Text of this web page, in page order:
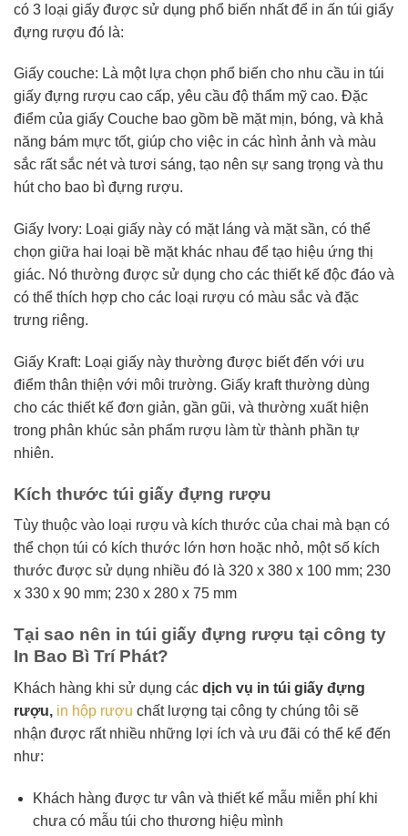
có 3 loại giấy được sử dụng phổ biến nhất để in ấn túi giấy
đựng rượu đó là:
Giấy couche: Là một lựa chọn phổ biến cho nhu cầu in túi
giấy đựng rượu cao cấp, yêu cầu độ thẩm mỹ cao. Đặc
điểm của giấy Couche bao gồm bề mặt mịn, bóng, và khả
năng bám mực tốt, giúp cho việc in các hình ảnh và màu
sắc rất sắc nét và tươi sáng, tạo nên sự sang trọng và thu
hút cho bao bì đựng rượu.
Giấy Ivory: Loại giấy này có mặt láng và mặt sần, có thể
chọn giữa hai loại bề mặt khác nhau để tạo hiệu ứng thị
giác. Nó thường được sử dụng cho các thiết kế độc đáo và
có thể thích hợp cho các loại rượu có màu sắc và đặc
trưng riêng.
Giấy Kraft: Loại giấy này thường được biết đến với ưu
điểm thân thiện với môi trường. Giấy kraft thường dùng
cho các thiết kế đơn giản, gần gũi, và thường xuất hiện
trong phân khúc sản phẩm rượu làm từ thành phần tự
nhiên.
Kích thước túi giấy đựng rượu
Tùy thuộc vào loại rượu và kích thước của chai mà bạn có
thể chọn túi có kích thước lớn hơn hoặc nhỏ, một số kích
thước được sử dụng nhiều đó là 320 x 380 x 100 mm; 230
x 330 x 90 mm; 230 x 280 x 75 mm
Tại sao nên in túi giấy đựng rượu tại công ty
In Bao Bì Trí Phát?
Khách hàng khi sử dụng các dịch vụ in túi giấy đựng
rượu, in hộp rượu chất lượng tại công ty chúng tôi sẽ
nhận được rất nhiều những lợi ích và ưu đãi có thể kể đến
như:
Khách hàng được tư vân và thiết kế mẫu miễn phí khi
chưa có mẫu túi cho thương hiệu mình